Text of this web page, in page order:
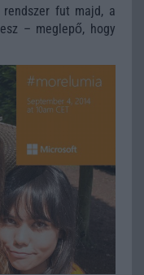
rendszer fut majd, a
– meglepő, hogy